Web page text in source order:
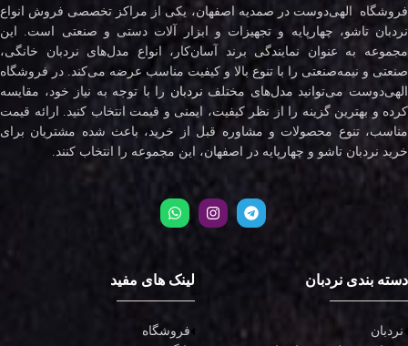
فروشگاه الهی‌دوست در صمدیه اصفهان، یکی از مراکز تخصصی فروش انواع
نردبان تاشو، چهارپایه و تجهیزات و ابزار آلات دستی و صنعتی است. این
مجموعه به عنوان نمایندگی برند آسان‌کار، انواع مدل‌های نردبان خانگی،
صنعتی و نیمه‌صنعتی را با تنوع بالا و کیفیت مناسب عرضه می‌کند. در فروشگاه
الهی‌دوست می‌توانید مدل‌های مختلف نردبان را با توجه به نیاز خود، مقایسه
کرده و بهترین گزینه را از نظر کیفیت، ایمنی و قیمت انتخاب کنید. ارائه قیمت
مناسب، تنوع محصولات و مشاوره قبل از خرید، باعث شده مشتریان برای
خرید نردبان تاشو و چهارپایه در اصفهان، این مجموعه را انتخاب کنند.
دسته بندی نردبان
نردبان
لینک های مفید
فروشگاه